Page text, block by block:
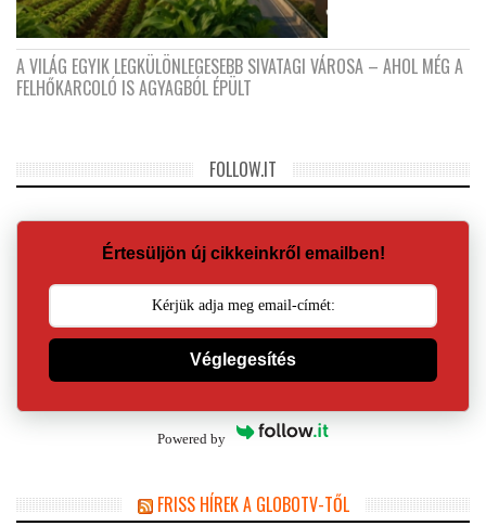
A VILÁG EGYIK LEGKÜLÖNLEGESEBB SIVATAGI VÁROSA – AHOL MÉG A
FELHŐKARCOLÓ IS AGYAGBÓL ÉPÜLT
FOLLOW.IT
Értesüljön új cikkeinkről emailben!
Véglegesítés
Powered by
FRISS HÍREK A GLOBOTV-TŐL